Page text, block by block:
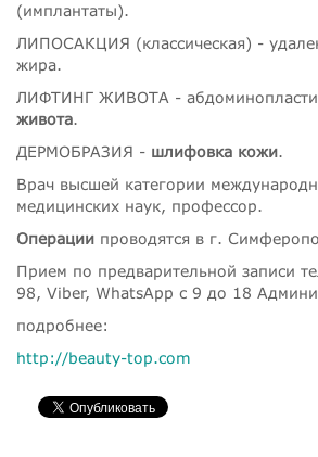
(имплантаты).
ЛИПОСАКЦИЯ (классическая) -
жира.
ЛИФТИНГ ЖИВОТА -
живота.
ДЕРМОБРАЗИЯ - шлифовка кожи.
Врач высшей категории
медицинских наук, профессор.
Операции проводятся в г.
Прием по предварительной записи
98, Viber, WhatsApp с 9 до 18
подробнее:
http://beauty-top.com